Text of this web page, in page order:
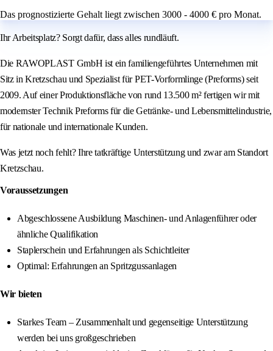
Das prognostizierte Gehalt liegt zwischen 3000 - 4000 € pro Monat.
Ihr Arbeitsplatz? Sorgt dafür, dass alles rundläuft.
Die RAWOPLAST GmbH ist ein familiengeführtes Unternehmen mit
Sitz in Kretzschau und Spezialist für PET-Vorformlinge (Preforms) seit
2009. Auf einer Produktionsfläche von rund 13.500 m² fertigen wir mit
modernster Technik Preforms für die Getränke- und Lebensmittelindustrie,
für nationale und internationale Kunden.
Was jetzt noch fehlt? Ihre tatkräftige Unterstützung und zwar am Standort
Kretzschau.
Voraussetzungen
Abgeschlossene Ausbildung Maschinen- und Anlagenführer oder
ähnliche Qualifikation
Staplerschein und Erfahrungen als Schichtleiter
Optimal: Erfahrungen an Spritzgussanlagen
Wir bieten
Starkes Team – Zusammenhalt und gegenseitige Unterstützung
werden bei uns großgeschrieben